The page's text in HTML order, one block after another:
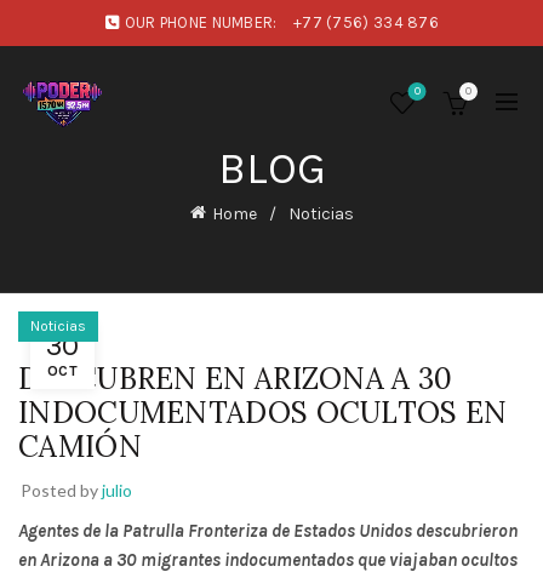
OUR PHONE NUMBER: +77 (756) 334 876
0 0
BLOG
Home Noticias
30
OCT
Noticias
DESCUBREN EN ARIZONA A 30
INDOCUMENTADOS OCULTOS EN
CAMIÓN
Posted byjulio
Agentes de la Patrulla Fronteriza de Estados Unidos descubrieron
en Arizona a 30 migrantes indocumentados que viajaban ocultos